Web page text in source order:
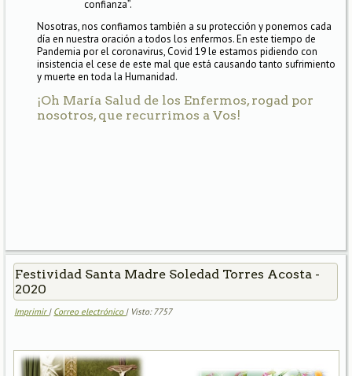
confianza”.
Nosotras, nos confiamos también a su protección y ponemos cada
día en nuestra oración a todos los enfermos. En este tiempo de
Pandemia por el coronavirus, Covid 19 le estamos pidiendo con
insistencia el cese de este mal que está causando tanto sufrimiento
y muerte en toda la Humanidad.
¡Oh María Salud de los Enfermos, rogad por
nosotros, que recurrimos a Vos!
Festividad Santa Madre Soledad Torres Acosta -
2020
Imprimir | Correo electrónico | Visto: 7757